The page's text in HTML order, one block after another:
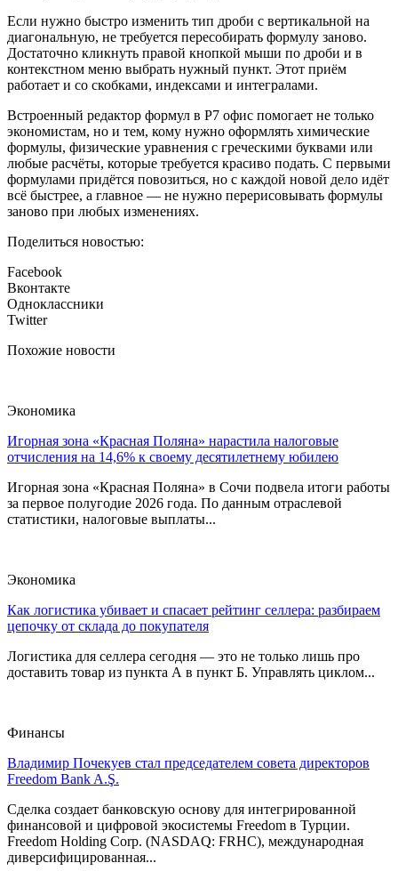
Если нужно быстро изменить тип дроби с вертикальной на
диагональную, не требуется пересобирать формулу заново.
Достаточно кликнуть правой кнопкой мыши по дроби и в
контекстном меню выбрать нужный пункт. Этот приём
работает и со скобками, индексами и интегралами.
Встроенный редактор формул в Р7 офис помогает не только
экономистам, но и тем, кому нужно оформлять химические
формулы, физические уравнения с греческими буквами или
любые расчёты, которые требуется красиво подать. С первыми
формулами придётся повозиться, но с каждой новой дело идёт
всё быстрее, а главное — не нужно перерисовывать формулы
заново при любых изменениях.
Поделиться новостью:
Facebook
Вконтакте
Одноклассники
Twitter
Похожие новости
Экономика
Игорная зона «Красная Поляна» нарастила налоговые
отчисления на 14,6% к своему десятилетнему юбилею
Игорная зона «Красная Поляна» в Сочи подвела итоги работы
за первое полугодие 2026 года. По данным отраслевой
статистики, налоговые выплаты...
Экономика
Как логистика убивает и спасает рейтинг селлера: разбираем
цепочку от склада до покупателя
Логистика для селлера сегодня — это не только лишь про
доставить товар из пункта А в пункт Б. Управлять циклом...
Финансы
Владимир Почекуев стал председателем совета директоров
Freedom Bank A.Ş.
Сделка создает банковскую основу для интегрированной
финансовой и цифровой экосистемы Freedom в Турции.
Freedom Holding Corp. (NASDAQ: FRHC), международная
диверсифицированная...